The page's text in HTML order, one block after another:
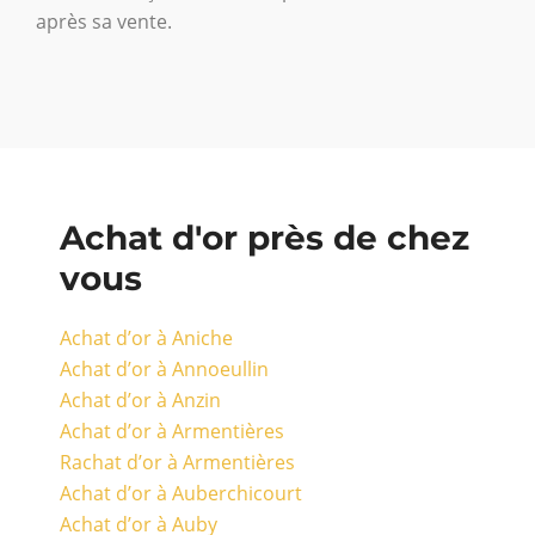
après sa vente.
Achat d'or près de chez
vous
Achat d’or à Aniche
Achat d’or à Annoeullin
Achat d’or à Anzin
Achat d’or à Armentières
Rachat d’or à Armentières
Achat d’or à Auberchicourt
Achat d’or à Auby